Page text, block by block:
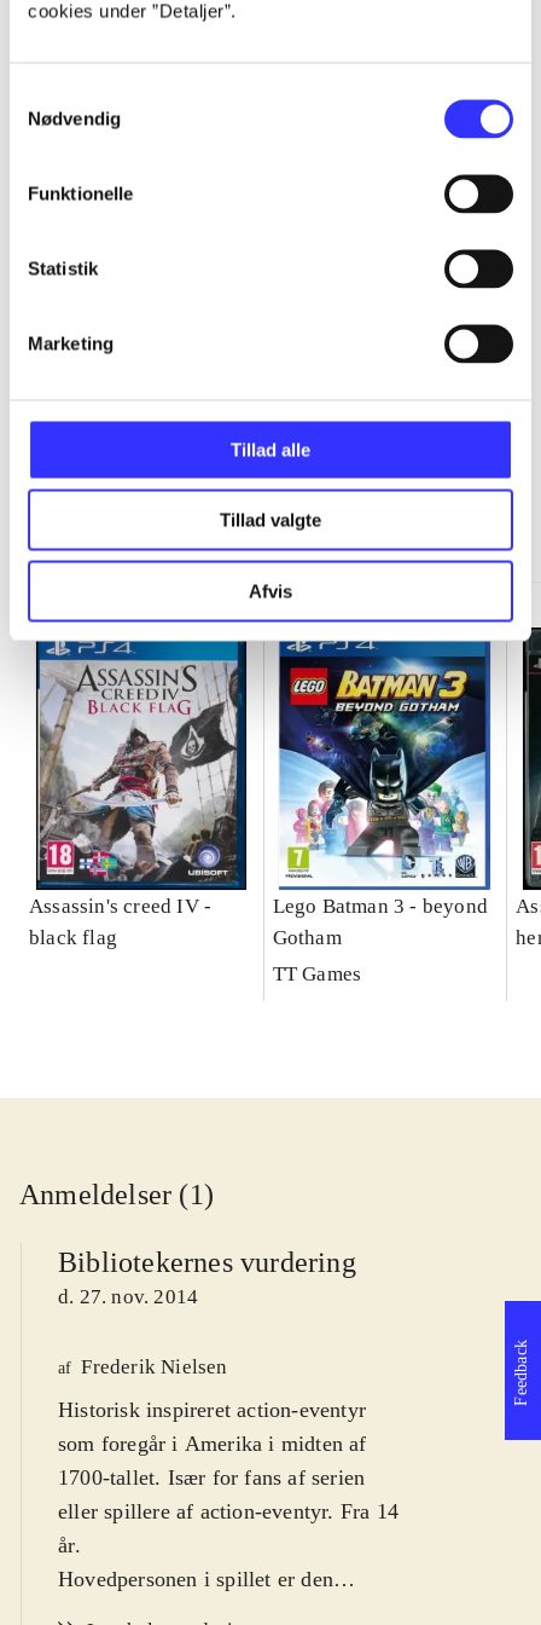
cookies under ”Detaljer”.
Nødvendig
Funktionelle
Statistik
Marketing
Tillad alle
Tillad valgte
Afvis
...
...
...
Assassin's creed IV -
black flag
Lego Batman 3 - beyond
Gotham
TT Games
Anmeldelser (1)
Bibliotekernes vurdering
d. 27. nov. 2014
af Frederik Nielsen
Historisk inspireret action-eventyr
som foregår i Amerika i midten af
1700-tallet. Især for fans af serien
eller spillere af action-eventyr. Fra 14
år.
Hovedpersonen i spillet er den
Feedback